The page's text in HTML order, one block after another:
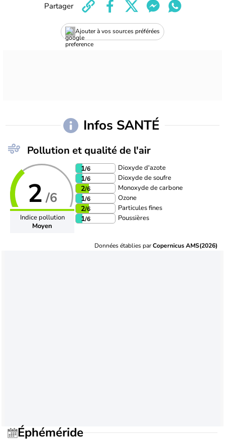
Ajouter à vos sources préférées
Partager
Infos SANTÉ
Pollution et qualité de l'air
2 /6
Indice pollution
Moyen
1/6 Dioxyde d'azote
1/6 Dioxyde de soufre
2/6 Monoxyde de carbone
1/6 Ozone
2/6 Particules fines
1/6 Poussières
Données établies parCopernicus AMS(2026)
Éphéméride